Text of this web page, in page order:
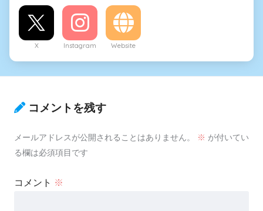
X Instagram Website
コメントを残す
メールアドレスが公開されることはありません。 ※ が付いてい
る欄は必須項目です
コメント ※